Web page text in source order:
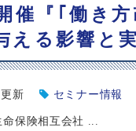
催『｢働き方
える影響と実
新 セミナー情報
命保険相互会社 ...